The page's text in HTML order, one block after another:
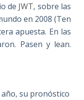
de JWT, sobre las
en 2008 (Ten
apuesta. En las
Pasen y lean.
su pronóstico